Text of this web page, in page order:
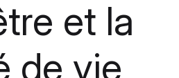
et la
de vie